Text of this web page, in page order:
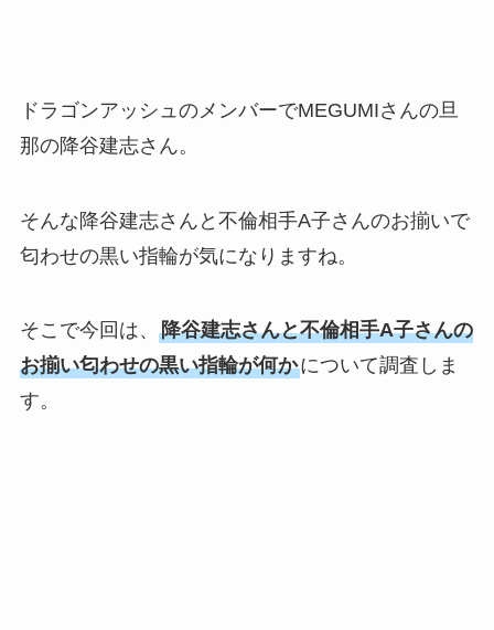
ドラゴンアッシュのメンバーでMEGUMIさんの旦
那の降谷建志さん。
そんな降谷建志さんと不倫相手A子さんのお揃いで
匂わせの黒い指輪が気になりますね。
そこで今回は、 降谷建志さんと不倫相手A子さんの
お揃い匂わせの黒い指輪が何かについて調査しま
す。